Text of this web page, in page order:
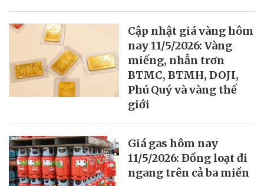
Cập nhật giá vàng hôm
nay 11/5/2026: Vàng
miếng, nhẫn trơn
BTMC, BTMH, DOJI,
Phú Quý và vàng thế
giới
Giá gas hôm nay
11/5/2026: Đồng loạt đi
ngang trên cả ba miền